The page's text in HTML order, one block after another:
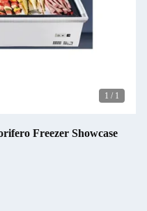
1 / 1
Freezer Showcase